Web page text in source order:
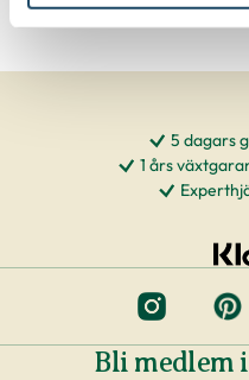
5 dagars
1 års
Bli medlem